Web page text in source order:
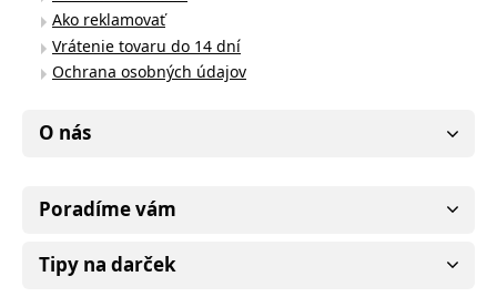
Ako reklamovať
Vrátenie tovaru do 14 dní
Ochrana osobných údajov
O nás
Poradíme vám
Tipy na darček